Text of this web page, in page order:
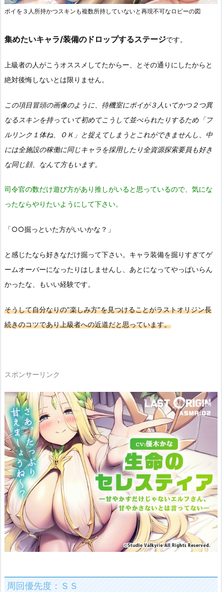
ポイを３人所持かつスキンも複数所持していないと再現不可なロビーの図
集めたいキャラ/装備のドロップするステージです。
上級者の人がこうオススメしてたからー、とその通りにしたからと
絶対後悔しないとは限りません。
この項目冒頭の画像のように、待機室にポイが３人いてかつ２つ異
なるスキンを持っていて初めてこうして並べられたりするため「フ
ルリンク１体ね、ＯＫ」と捉えてしまうとこれができませんし、中
には全施設の稼働に同じキャラを採用したり全資源探索要員も好き
な同じ顔、なんて方もいます。
司令官の数だけ遊び方があり推しがいると思っているので、気にな
ったならやりたいようにして下さい。
「○○掘っといた方がいいかな？」
と感じたなら好きなだけ掘って下さい。 キャラ装備を掘りすぎてゲ
ームオーバーになったりはしませんし、 あとになってやっぱいらん
かったな、もいい経験です。
そうして自分なりの"楽しみ方"を見つけることがラストオリジン長
続きのコツであり上級者への近道だと思っています。
スポンサーリンク
周回優先度：ＳＳ